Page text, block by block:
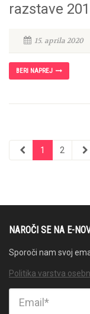
razstave
15. aprila 2020
BERI NAPREJ
1 2
NAROČI SE NA E-
Sporoči nam svoj
Politika varstva